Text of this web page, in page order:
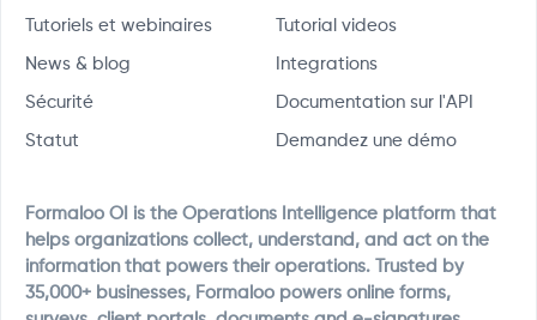
Tutoriels et webinaires Tutorial videos
News & blog Integrations
Sécurité Documentation sur l'API
Statut Demandez une démo
Formaloo OI is the Operations Intelligence platform that
helps organizations collect, understand, and act on the
information that powers their operations. Trusted by
35,000+ businesses, Formaloo powers online forms,